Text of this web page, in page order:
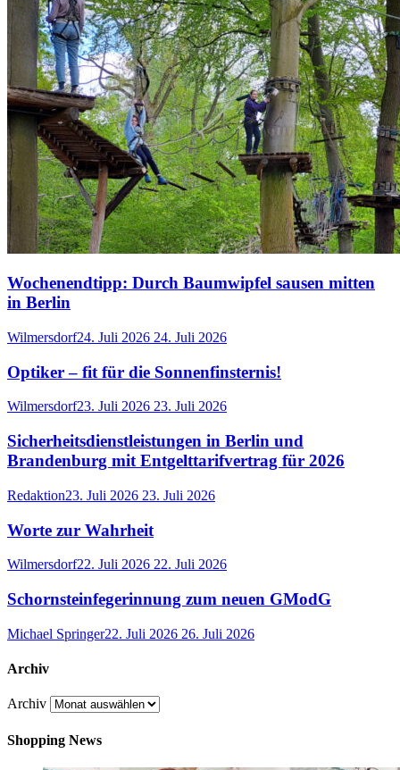
Wochenendtipp: Durch Baumwipfel sausen mitten
in Berlin
Wilmersdorf24. Juli 2026 24. Juli 2026
Optiker – fit für die Sonnenfinsternis!
Wilmersdorf23. Juli 2026 23. Juli 2026
Sicherheitsdienstleistungen in Berlin und
Brandenburg mit Entgelttarifvertrag für 2026
Redaktion23. Juli 2026 23. Juli 2026
Worte zur Wahrheit
Wilmersdorf22. Juli 2026 22. Juli 2026
Schornsteinfegerinnung zum neuen GModG
Michael Springer22. Juli 2026 26. Juli 2026
Archiv
Archiv
Shopping News